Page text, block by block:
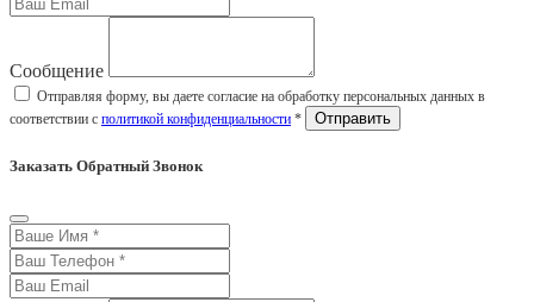
Сообщение
Отправляя форму, вы даете согласие на обработку персональных данных в
соответствии с политикой конфиденциальности *
Заказать Обратный Звонок